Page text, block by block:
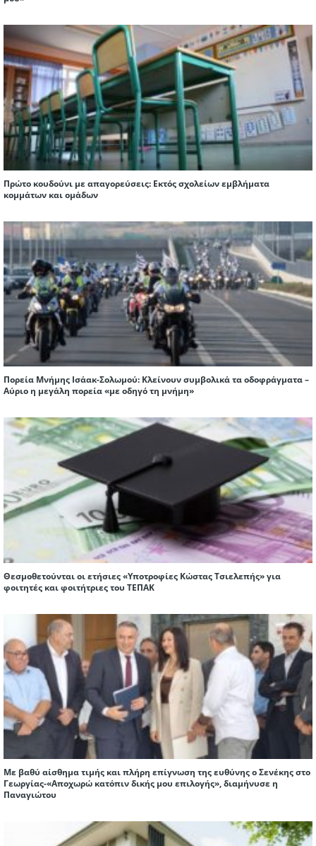
Πρώτο κουδούνι με απαγορεύσεις: Εκτός σχολείων εμβλήματα
κομμάτων και ομάδων
Πορεία Μνήμης Ισάακ-Σολωμού: Κλείνουν συμβολικά τα οδοφράγματα –
Αύριο η μεγάλη πορεία «με οδηγό τη μνήμη»
Θεσμοθετούνται οι ετήσιες «Υποτροφίες Κώστας Τσιελεπής» για
φοιτητές και φοιτήτριες του ΤΕΠΑΚ
Με βαθύ αίσθημα τιμής και πλήρη επίγνωση της ευθύνης ο Σενέκης στο
Γεωργίας-«Αποχωρώ κατόπιν δικής μου επιλογής», διαμήνυσε η
Παναγιώτου